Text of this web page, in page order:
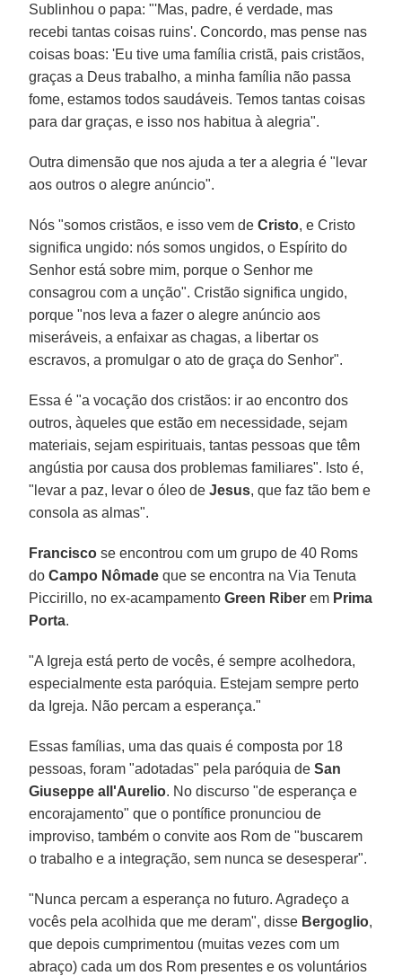
Sublinhou o papa: "'Mas, padre, é verdade, mas
recebi tantas coisas ruins'. Concordo, mas pense nas
coisas boas: 'Eu tive uma família cristã, pais cristãos,
graças a Deus trabalho, a minha família não passa
fome, estamos todos saudáveis. Temos tantas coisas
para dar graças, e isso nos habitua à alegria".
Outra dimensão que nos ajuda a ter a alegria é "levar
aos outros o alegre anúncio".
Nós "somos cristãos, e isso vem deCristo, e Cristo
significa ungido: nós somos ungidos, o Espírito do
Senhor está sobre mim, porque o Senhor me
consagrou com a unção". Cristão significa ungido,
porque "nos leva a fazer o alegre anúncio aos
miseráveis, a enfaixar as chagas, a libertar os
escravos, a promulgar o ato de graça do Senhor".
Essa é "a vocação dos cristãos: ir ao encontro dos
outros, àqueles que estão em necessidade, sejam
materiais, sejam espirituais, tantas pessoas que têm
angústia por causa dos problemas familiares". Isto é,
"levar a paz, levar o óleo deJesus, que faz tão bem e
consola as almas".
Francisco se encontrou com um grupo de 40 Roms
doCampo Nômade que se encontra na Via Tenuta
Piccirillo, no ex-acampamentoGreen Riber em Prima
Porta.
"A Igreja está perto de vocês, é sempre acolhedora,
especialmente esta paróquia. Estejam sempre perto
da Igreja. Não percam a esperança."
Essas famílias, uma das quais é composta por 18
pessoas, foram "adotadas" pela paróquia deSan
Giuseppe all'Aurelio. No discurso "de esperança e
encorajamento" que o pontífice pronunciou de
improviso, também o convite aos Rom de "buscarem
o trabalho e a integração, sem nunca se desesperar".
"Nunca percam a esperança no futuro. Agradeço a
vocês pela acolhida que me deram", disse Bergoglio,
que depois cumprimentou (muitas vezes com um
abraço) cada um dos Rom presentes e os voluntários